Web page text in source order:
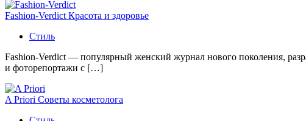
Fashion-Verdict Красота и здоровье
Стиль
Fashion-Verdict — популярный женский журнал нового поколения,
и фоторепортажи с […]
A Priori Советы косметолога